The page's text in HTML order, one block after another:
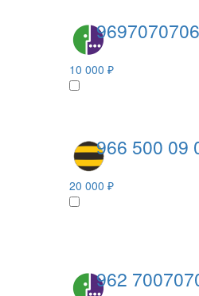
9697070706
10 000 ₽
966 500 09
20 000 ₽
962